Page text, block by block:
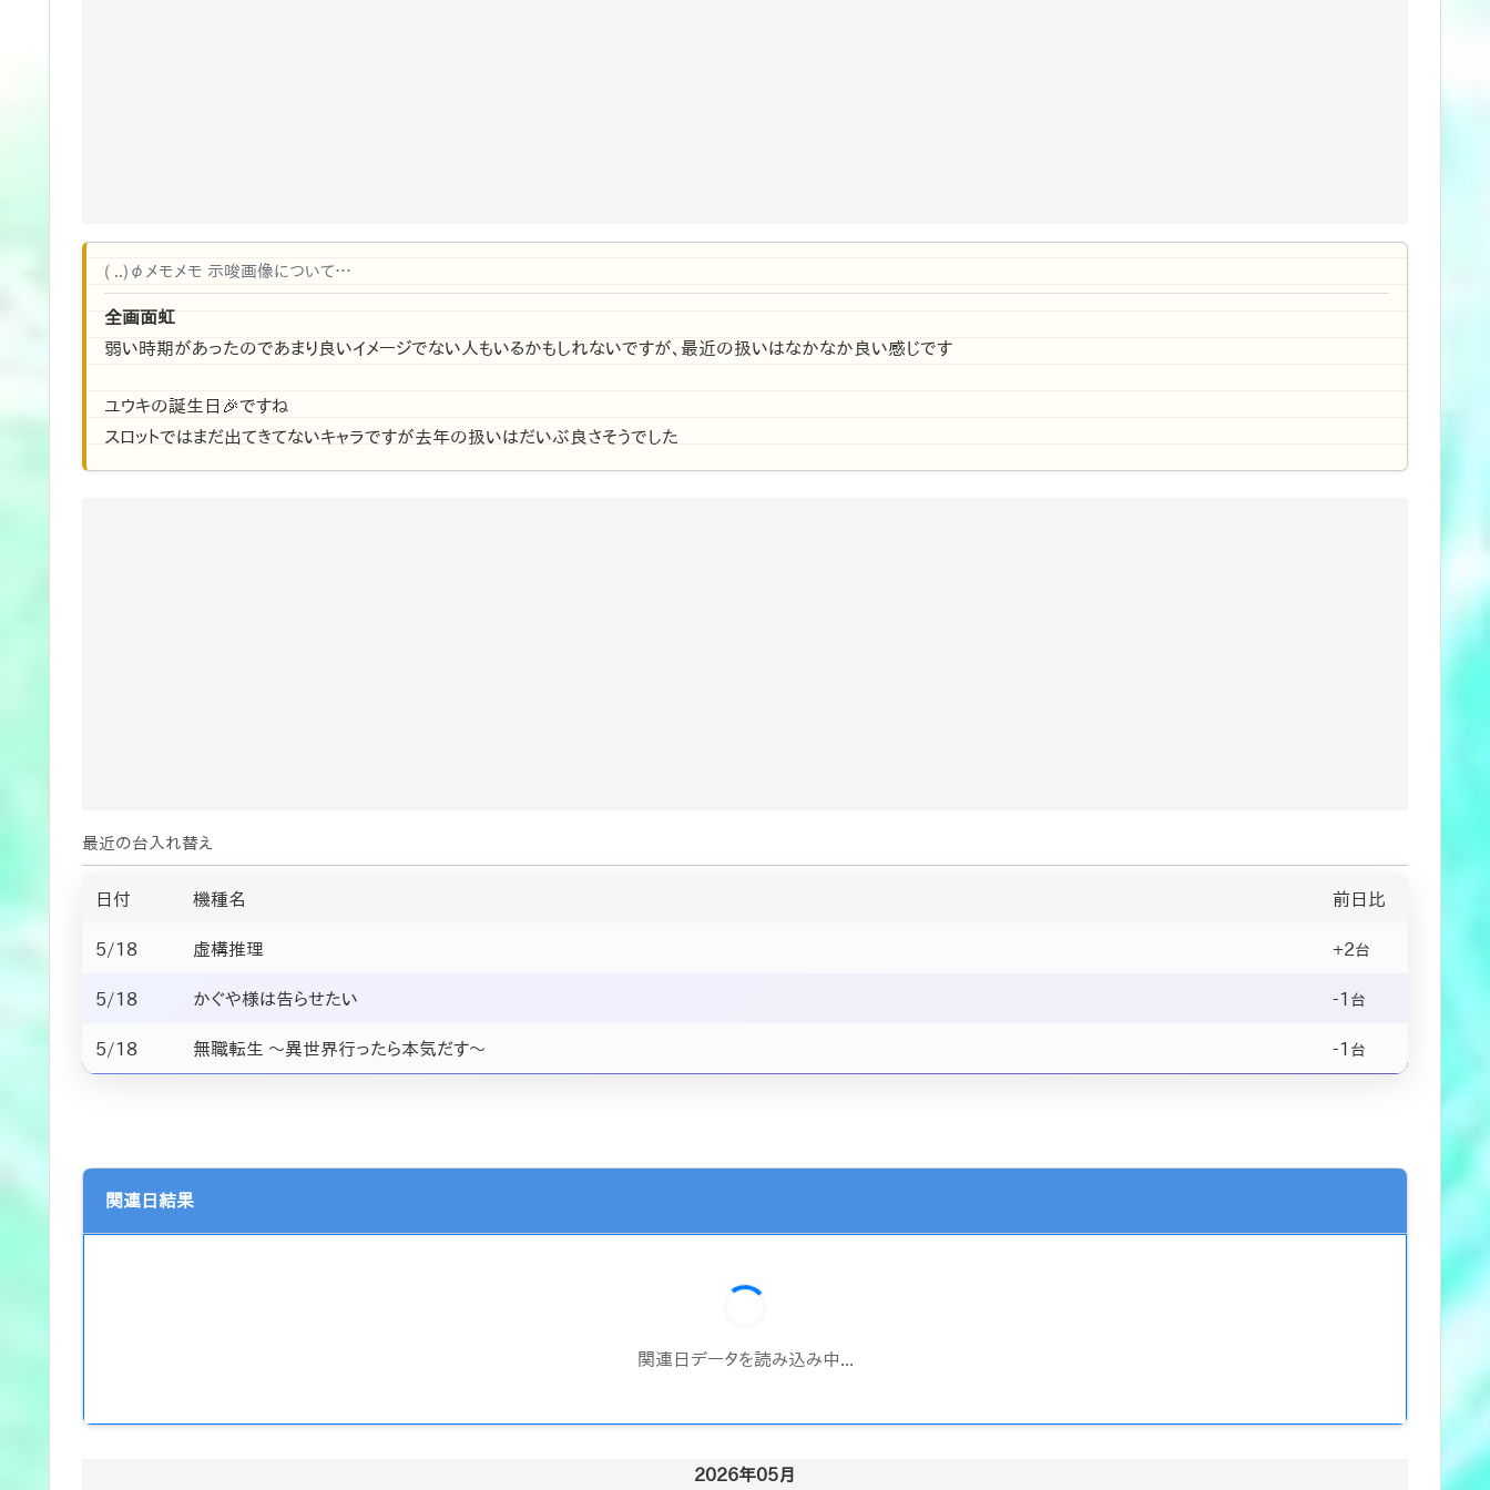
( ..)φメモメモ 示唆画像について…
全画面虹
弱い時期があったのであまり良いイメージでない人もいるかもしれないですが、最近の扱いはなかなか良い感じです
ユウキの誕生日🎉ですね
スロットではまだ出てきてないキャラですが去年の扱いはだいぶ良さそうでした
最近の台入れ替え
日付 機種名 前日比
5/18 虚構推理 +2台
5/18 かぐや様は告らせたい -1 台
5/18 無職転生 ～異世界行ったら本気だす～ -1 台
関連日結果
関連日データを読み込み中...
2026年05月